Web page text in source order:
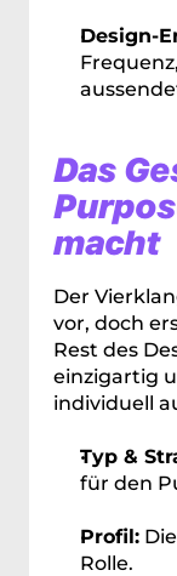
Design-
Das
macht
Der
vor, doch
Rest des
einzigartig
individuell
Typ &
für den
Profil:
Rolle.